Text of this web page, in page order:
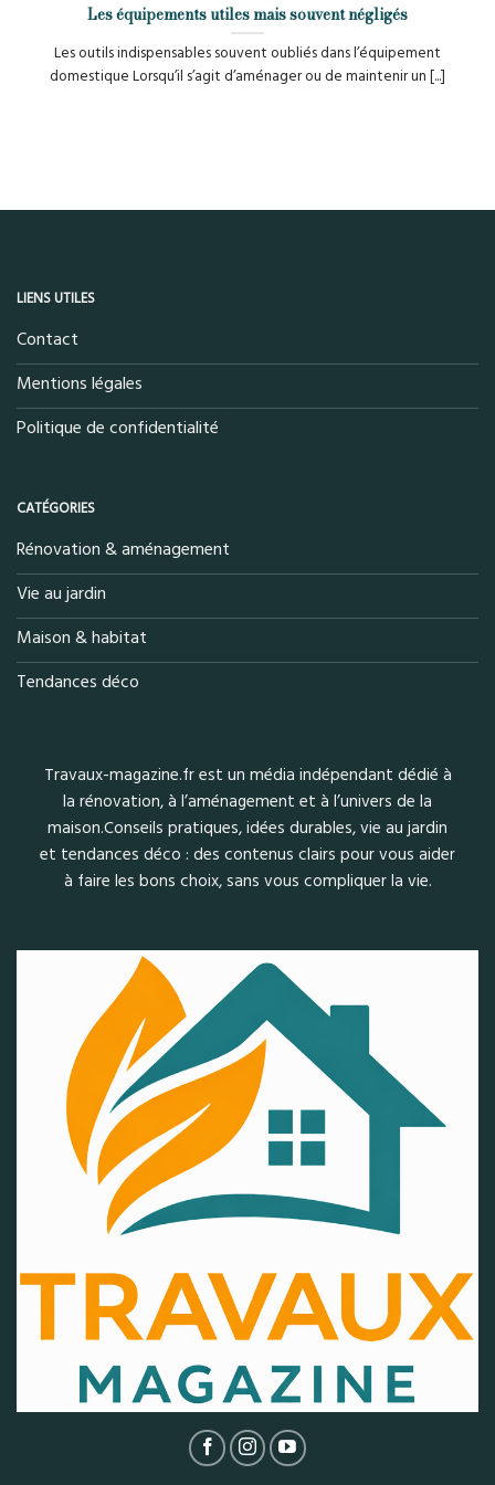
Les équipements utiles mais souvent négligés
Les outils indispensables souvent oubliés dans l’équipement
domestique Lorsqu’il s’agit d’aménager ou de maintenir un [...]
LIENS UTILES
Contact
Mentions légales
Politique de confidentialité
CATÉGORIES
Rénovation & aménagement
Vie au jardin
Maison & habitat
Tendances déco
Travaux-magazine.fr est un média indépendant dédié à
la rénovation, à l’aménagement et à l’univers de la
maison.Conseils pratiques, idées durables, vie au jardin
et tendances déco : des contenus clairs pour vous aider
à faire les bons choix, sans vous compliquer la vie.